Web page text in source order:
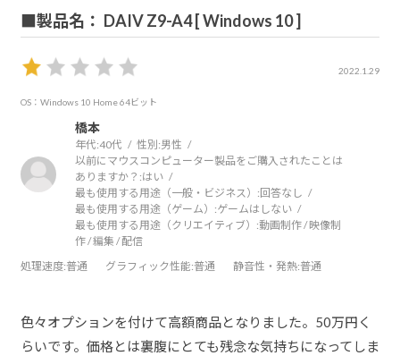
■製品名： DAIV Z9-A4 [ Windows 10 ]
2022.1.29
OS：Windows 10 Home 64ビット
橋本
年代:40代 性別:男性
以前にマウスコンピューター製品をご購入されたことは
ありますか？:はい
最も使用する用途（一般・ビジネス）:回答なし
最も使用する用途（ゲーム）:ゲームはしない
最も使用する用途（クリエイティブ）:動画制作 / 映像制
作 / 編集 / 配信
処理速度:普通 グラフィック性能:普通 静音性・発熱:普通
色々オプションを付けて高額商品となりました。50万円く
らいです。価格とは裏腹にとても残念な気持ちになってしま